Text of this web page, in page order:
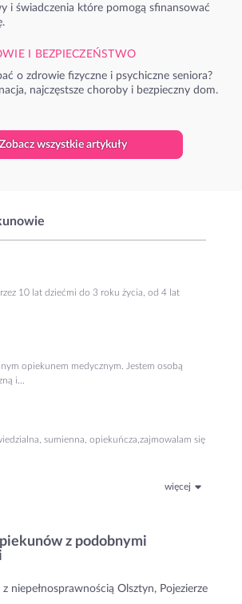
i świadczenia które pomogą sfinansować
I BEZPIECZEŃSTWO
o zdrowie fizyczne i psychiczne seniora?
najczęstsze choroby i bezpieczny dom.
Zobacz wszystkie artykuły
10 lat dziećmi do 3 roku życia, od 4 lat
opiekunem medycznym. Jestem osobą
i...
sumienna, opiekuńcza,zajmowalam się
więcej
z podobnymi
niepełnosprawnością Olsztyn, Pojezierze